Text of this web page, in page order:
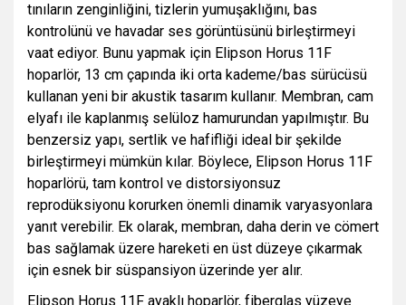
tınıların zenginliğini, tizlerin yumuşaklığını, bas
kontrolünü ve havadar ses görüntüsünü birleştirmeyi
vaat ediyor. Bunu yapmak için Elipson Horus 11F
hoparlör, 13 cm çapında iki orta kademe/bas sürücüsü
kullanan yeni bir akustik tasarım kullanır. Membran, cam
elyafı ile kaplanmış selüloz hamurundan yapılmıştır. Bu
benzersiz yapı, sertlik ve hafifliği ideal bir şekilde
birleştirmeyi mümkün kılar. Böylece, Elipson Horus 11F
hoparlörü, tam kontrol ve distorsiyonsuz
reprodüksiyonu korurken önemli dinamik varyasyonlara
yanıt verebilir. Ek olarak, membran, daha derin ve cömert
bas sağlamak üzere hareketi en üst düzeye çıkarmak
için esnek bir süspansiyon üzerinde yer alır.
Elipson Horus 11F ayaklı hoparlör, fiberglas yüzeye